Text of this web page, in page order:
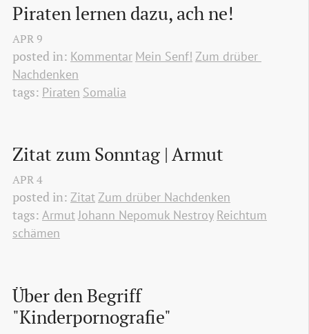
Piraten lernen dazu, ach ne!
APR 9
posted in: Kommentar Mein Senf! Zum drüber
Nachdenken
tags: Piraten Somalia
Zitat zum Sonntag | Armut
APR4
posted in: ZitatZum drüber Nachdenken
tags: ArmutJohann Nepomuk Nestroy Reichtum
schämen
Über den Begriff
"Kinderpornografie"